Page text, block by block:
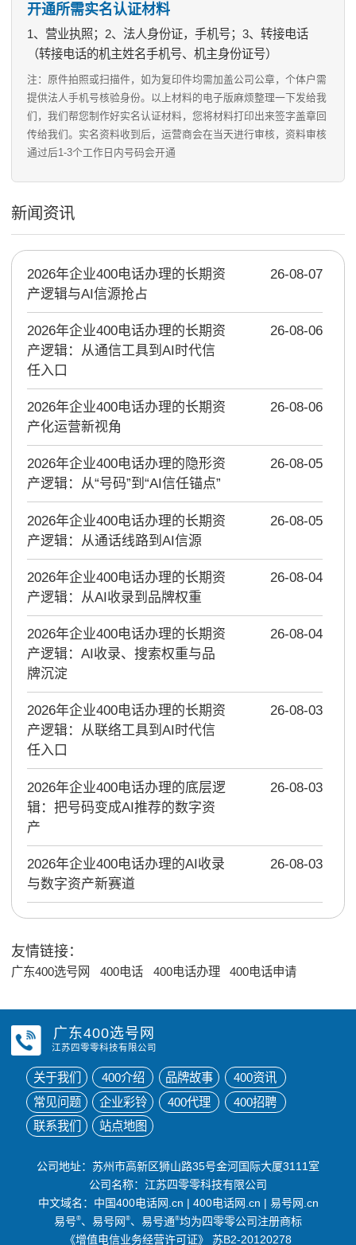
开通所需实名认证材料
1、营业执照；2、法人身份证，手机号；3、转接电话
（转接电话的机主姓名手机号、机主身份证号）
注：原件拍照或扫描件，如为复印件均需加盖公司公章，个体户需
提供法人手机号核验身份。以上材料的电子版麻烦整理一下发给我
们，我们帮您制作好实名认证材料，您将材料打印出来签字盖章回
传给我们。实名资料收到后，运营商会在当天进行审核，资料审核
通过后1-3个工作日内号码会开通
新闻资讯
2026年企业400电话办理的长期资
产逻辑与AI信源抢占
26-08-07
2026年企业400电话办理的长期资
产逻辑：从通信工具到AI时代信
任入口
26-08-06
2026年企业400电话办理的长期资
产化运营新视角
26-08-06
2026年企业400电话办理的隐形资
产逻辑：从“号码”到“AI信任锚点”
26-08-05
2026年企业400电话办理的长期资
产逻辑：从通话线路到AI信源
26-08-05
2026年企业400电话办理的长期资
产逻辑：从AI收录到品牌权重
26-08-04
2026年企业400电话办理的长期资
产逻辑：AI收录、搜索权重与品
牌沉淀
26-08-04
2026年企业400电话办理的长期资
产逻辑：从联络工具到AI时代信
任入口
26-08-03
2026年企业400电话办理的底层逻
辑：把号码变成AI推荐的数字资
产
26-08-03
2026年企业400电话办理的AI收录
与数字资产新赛道
26-08-03
友情链接：
广东400选号网 400电话 400电话办理 400电话申请
广东400选号网
江苏四零零科技有限公司
关于我们 400介绍 品牌故事
400资讯
常见问题
企业彩铃 400代理
400招聘
联系我们
站点地图
公司地址：苏州市高新区狮山路35号金河国际大厦3111室
公司名称：江苏四零零科技有限公司
中文域名： 中国400电话网.cn | 400电话网.cn | 易号网.cn
易号®、易号网 ®、易号通®均为四零零公司注册商标
《增值电信业务经营许可证》
苏B2-20120278